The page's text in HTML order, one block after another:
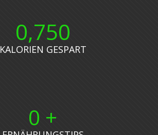
0,750
KALORIEN GESPART
0 +